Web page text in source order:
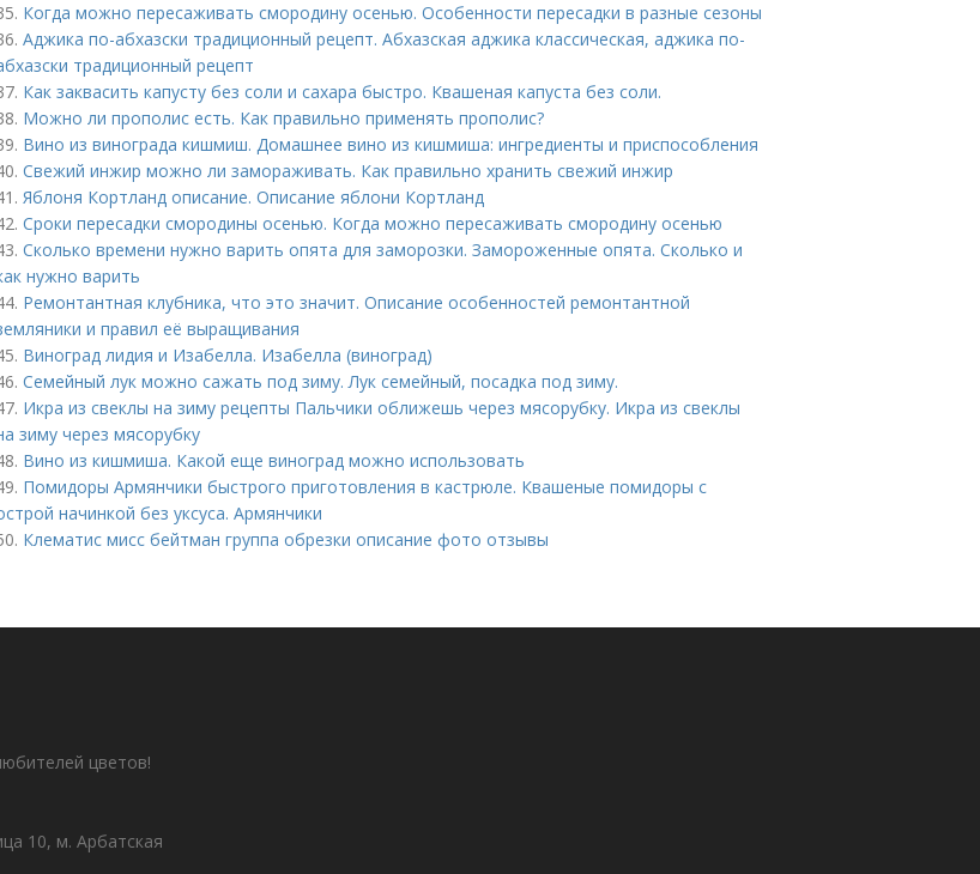
Когда можно пересаживать смородину осенью. Особенности пересадки в разные сезоны
Аджика по-абхазски традиционный рецепт. Абхазская аджика классическая, аджика по-
традиционный рецепт
Как заквасить капусту без соли и сахара быстро. Квашеная капуста без соли.
Можно ли прополис есть. Как правильно применять прополис?
Вино из винограда кишмиш. Домашнее вино из кишмиша: ингредиенты и приспособления
Свежий инжир можно ли замораживать. Как правильно хранить свежий инжир
Яблоня Кортланд описание. Описание яблони Кортланд
Сроки пересадки смородины осенью. Когда можно пересаживать смородину осенью
Сколько времени нужно варить опята для заморозки. Замороженные опята. Сколько и
нужно варить
Ремонтантная клубника, что это значит. Описание особенностей ремонтантной
и правил её выращивания
Виноград лидия и Изабелла. Изабелла (виноград)
Семейный лук можно сажать под зиму. Лук семейный, посадка под зиму.
Икра из свеклы на зиму рецепты Пальчики оближешь через мясорубку. Икра из свеклы
зиму через мясорубку
Вино из кишмиша. Какой еще виноград можно использовать
Помидоры Армянчики быстрого приготовления в кастрюле. Квашеные помидоры с
начинкой без уксуса. Армянчики
Клематис мисс бейтман группа обрезки описание фото отзывы
цветов!
10, м. Арбатская